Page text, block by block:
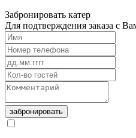
Забронировать катер
Для подтверждения заказа с
забронировать